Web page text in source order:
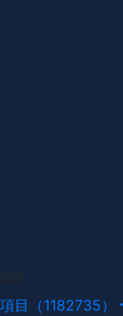
項目（1182735）